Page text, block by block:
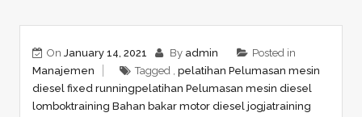
On January 14, 2021 By admin
Posted in
Manajemen
Tagged , pelatihan Pelumasan mesin
diesel fixed runningpelatihan Pelumasan mesin diesel
lomboktraining Bahan bakar motor diesel jogjatraining